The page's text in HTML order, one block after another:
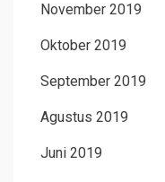
November 2019
Oktober 2019
September 2019
Agustus 2019
Juni 2019